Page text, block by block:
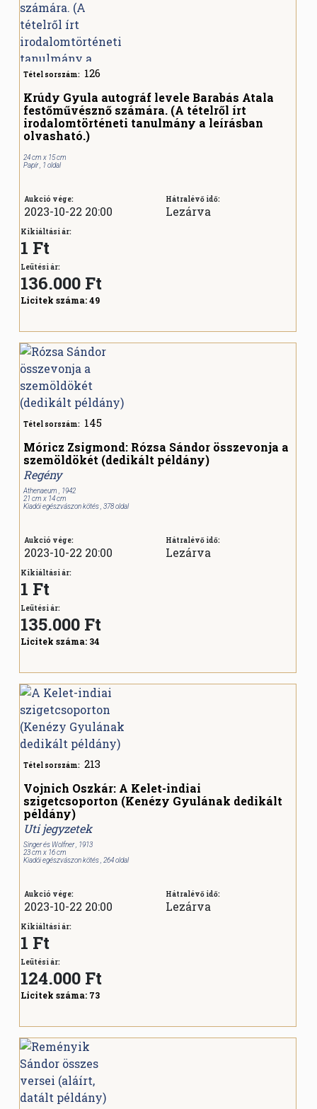
Tétel sorszám: 126
Krúdy Gyula autográf levele Barabás Atala
festőművésznő számára. (A tételről írt
irodalomtörténeti tanulmány a leírásban
olvasható.)
24 cm x 15 cm
Papír , 1 oldal
Aukció vége:
2023-10-22 20:00
Hátralévő idő:
Lezárva
Kikiáltási ár:
1 Ft
Leütési ár:
136.000 Ft
Licitek száma:49
Tétel sorszám: 145
Móricz Zsigmond: Rózsa Sándor összevonja a
szemöldökét (dedikált példány)
Regény
Athenaeum , 1942
21 cm x 14 cm
Kiadói egészvászon kötés , 378 oldal
Aukció vége:
2023-10-22 20:00
Hátralévő idő:
Lezárva
Kikiáltási ár:
1 Ft
Leütési ár:
135.000 Ft
Licitek száma: 34
Tétel sorszám: 213
Vojnich Oszkár: A Kelet-indiai
szigetcsoporton (Kenézy Gyulának dedikált
példány)
Uti jegyzetek
Singer és Wolfner , 1913
23 cm x 16 cm
Kiadói egészvászon kötés , 264 oldal
Aukció vége:
2023-10-22 20:00
Hátralévő idő:
Lezárva
Kikiáltási ár:
1 Ft
Leütési ár:
124.000 Ft
Licitek száma: 73